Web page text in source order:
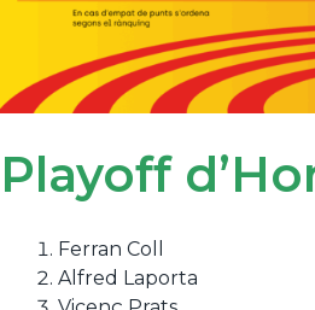
Playoff
Ferran Coll
Alfred Laporta